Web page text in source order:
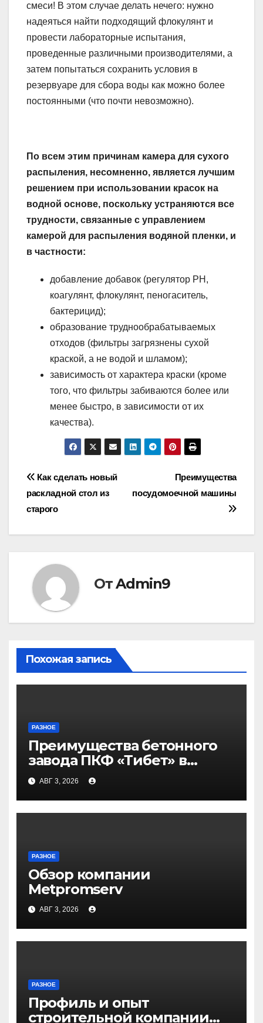
смеси! В этом случае делать нечего: нужно
надеяться найти подходящий флокулянт и
провести лабораторные испытания,
проведенные различными производителями, а
затем попытаться сохранить условия в
резервуаре для сбора воды как можно более
постоянными (что почти невозможно).
По всем этим причинам камера для сухого
распыления, несомненно, является лучшим
решением при использовании красок на
водной основе, поскольку устраняются все
трудности, связанные с управлением
камерой для распыления водяной пленки, и
в частности:
добавление добавок (регулятор PH,
коагулянт, флокулянт, пеногаситель,
бактерицид);
образование труднообрабатываемых
отходов (фильтры загрязнены сухой
краской, а не водой и шламом);
зависимость от характера краски (кроме
того, что фильтры забиваются более или
менее быстро, в зависимости от их
качества).
Навигация
по
записям
Преимущества
посудомоечной машины
Как сделать новый
раскладной стол из
старого
ОтAdmin9
Похожая запись
РАЗНОЕ
Преимущества бетонного
завода ПКФ «Тибет» в
Волгограде и Волжском
АВГ 3, 2026
РАЗНОЕ
Обзор компании
Metpromserv
АВГ 3, 2026
РАЗНОЕ
Профиль и опыт
строительной компании